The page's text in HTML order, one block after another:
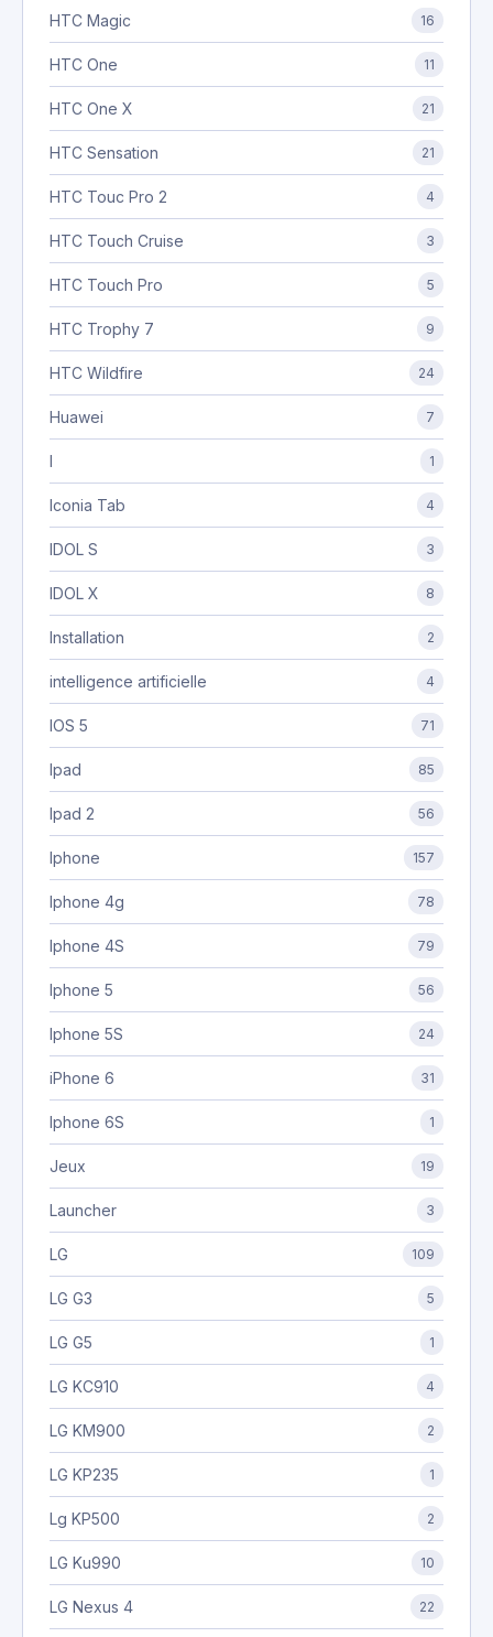
HTC Magic 16
HTC One 11
HTC One X 21
HTC Sensation 21
HTC Touc Pro 2 4
HTC Touch Cruise 3
HTC Touch Pro 5
HTC Trophy 7 9
HTC Wildfire 24
Huawei 7
I 1
Iconia Tab 4
IDOL S 3
IDOL X 8
Installation 2
intelligence artificielle 4
IOS 5 71
Ipad 85
Ipad 2 56
Iphone 157
Iphone 4g 78
Iphone 4S 79
Iphone 5 56
Iphone 5S 24
iPhone 6 31
Iphone 6S 1
Jeux 19
Launcher 3
LG 109
LG G3 5
LG G5 1
LG KC910 4
LG KM900 2
LG KP235 1
Lg KP500 2
LG Ku990 10
LG Nexus 4 22